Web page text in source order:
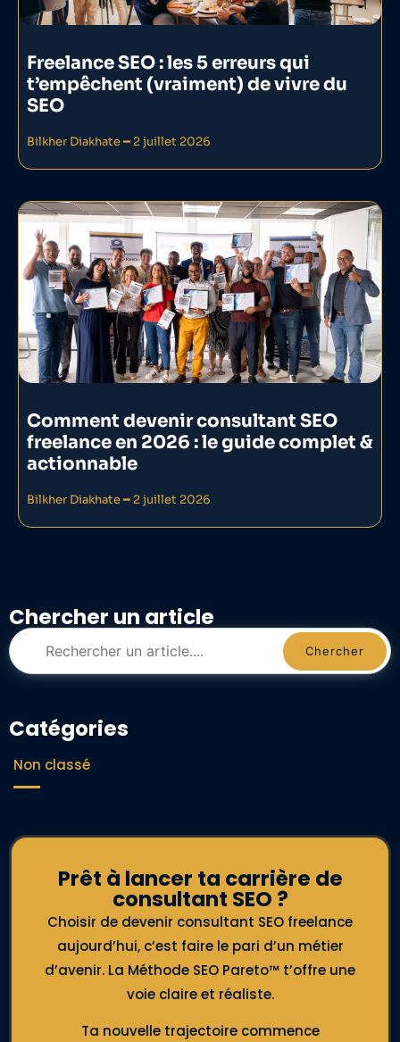
Freelance SEO : les 5 erreurs qui
t’empêchent (vraiment) de vivre du
SEO
Bilkher Diakhate 2 juillet 2026
Comment devenir consultant SEO
freelance en 2026 : le guide complet &
actionnable
Bilkher Diakhate 2 juillet 2026
Chercher un article
Chercher
Catégories
Non classé
Prêt à lancer ta carrière de
consultant SEO ?
Choisir de devenir consultant SEO freelance
aujourd’hui, c’est faire le pari d’un métier
d’avenir. La Méthode SEO Pareto™ t’offre une
voie claire et réaliste.
Ta nouvelle trajectoire commence